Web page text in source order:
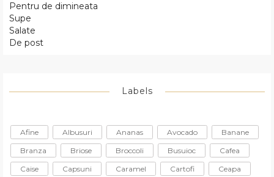
Pentru de dimineata
Supe
Salate
De post
Labels
Afine Albusuri Ananas Avocado
Banane
Branza
Briose Broccoli Busuioc
Cafea
Caise
Capsuni Caramel Cartofi
Ceapa